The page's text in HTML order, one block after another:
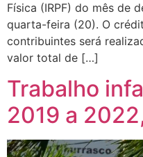
Física (IRPF) do mês de
quarta-feira (20). O
contribuintes será
valor total de […]
Trabalho
2019 a